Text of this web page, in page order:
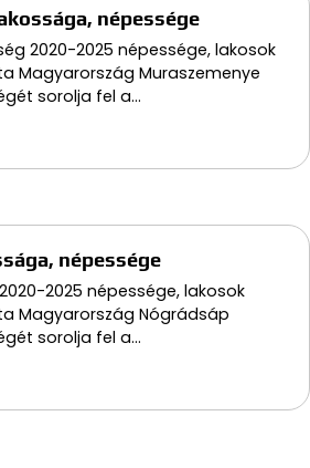
népessége
2020-2025 népessége, lakosok
Magyarország Muraszemenye
sorolja fel a…
népessége
2025 népessége, lakosok
Magyarország Nógrádsáp
sorolja fel a…